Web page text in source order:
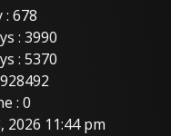
678
: 3990
: 5370
: 0
2026 11:44 pm